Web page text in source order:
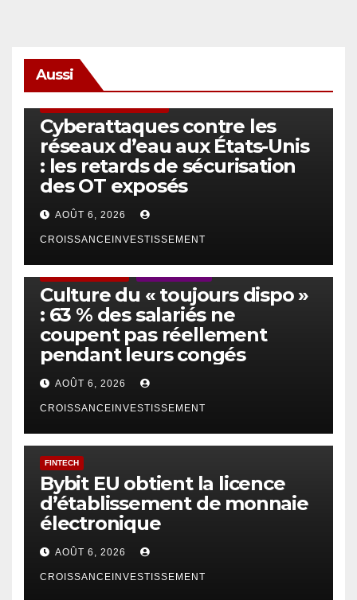
Aussi
Cyberattaques contre les
réseaux d’eau aux États-Unis
: les retards de sécurisation
des OT exposés
AOÛT 6, 2026
CROISSANCEINVESTISSEMENT
Culture du « toujours dispo »
: 63 % des salariés ne
coupent pas réellement
pendant leurs congés
AOÛT 6, 2026
CROISSANCEINVESTISSEMENT
FINTECH
Bybit EU obtient la licence
d’établissement de monnaie
électronique
AOÛT 6, 2026
CROISSANCEINVESTISSEMENT